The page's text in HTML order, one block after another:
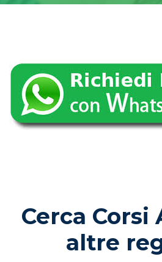
Cerca Corsi
altre